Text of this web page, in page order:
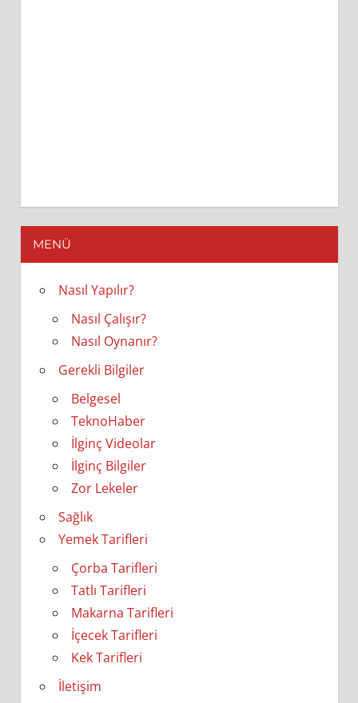
MENÜ
Nasıl Yapılır?
Nasıl Çalışır?
Nasıl Oynanır?
Gerekli Bilgiler
Belgesel
TeknoHaber
İlginç Videolar
İlginç Bilgiler
Zor Lekeler
Sağlık
Yemek Tarifleri
Çorba Tarifleri
Tatlı Tarifleri
Makarna Tarifleri
İçecek Tarifleri
Kek Tarifleri
İletişim